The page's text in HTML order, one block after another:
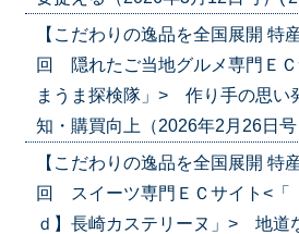
【こだわりの逸品を全国展開 特
回 隠れたご当地グルメ専門ＥＣ
まうま探検隊」> 作り手の思い
知・購買向上（2026年2月26日
【こだわりの逸品を全国展開
回 スイーツ専門ＥＣサイト<「
ｄ】長崎カステリーヌ」> 地道